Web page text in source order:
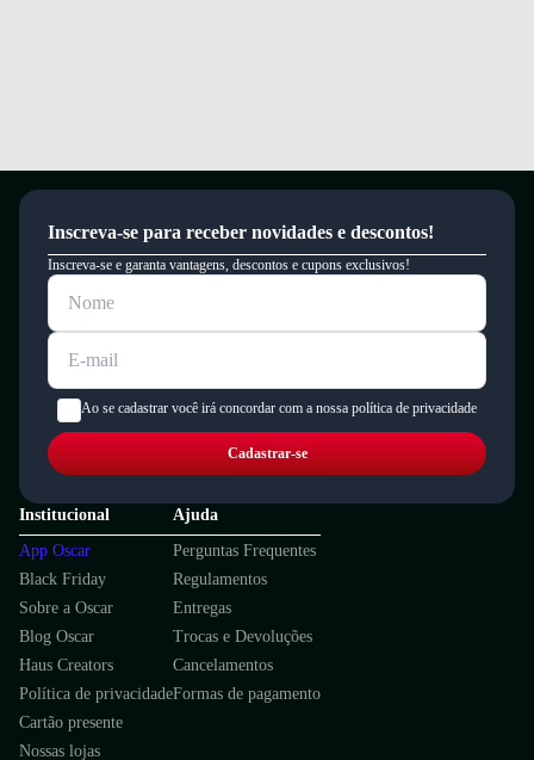
Treino Esporte Casual Conforto
Quais os benefícios de escolher esse modelo?
Tecido que mantém a temperatura corporal estável durante exercícios em
clima frio.
Material leve e resistente que proporciona conforto e durabilidade.
Conforto e segurança para seu desempenho em qualquer atividade física.
Inscreva-se para receber novidades e descontos!
Inscreva-se e garanta vantagens, descontos e cupons exclusivos!
Ao se cadastrar você irá concordar com a nossa política de privacidade
Cadastrar-se
Institucional
App Oscar
Black Friday
Sobre a Oscar
Blog Oscar
Haus Creators
Política de privacidade
Cartão presente
Nossas lojas
Ajuda
Perguntas Frequentes
Regulamentos
Entregas
Trocas e Devoluções
Cancelamentos
Formas de pagamento